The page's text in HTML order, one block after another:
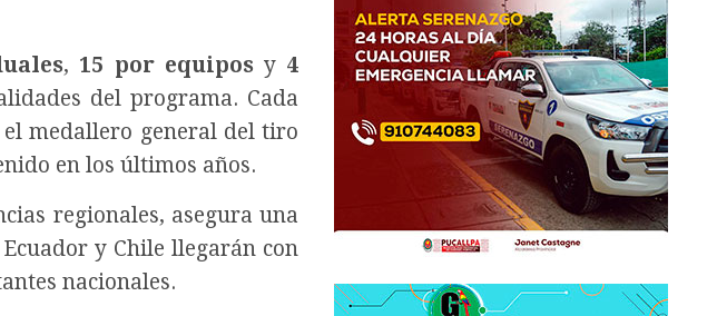
, 15 por equipos y 4
del programa. Cada
medallero general del tiro
en los últimos años.
regionales, asegura una
y Chile llegarán con
nacionales.